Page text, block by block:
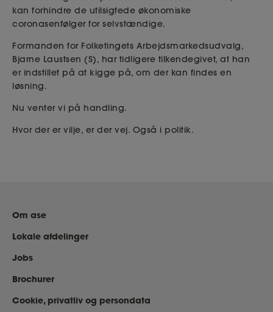
kan forhindre de utilsigtede økonomiske
coronasenfølger for selvstændige.
Formanden for Folketingets Arbejdsmarkedsudvalg,
Bjarne Laustsen (S), har tidligere tilkendegivet, at han
er indstillet på at kigge på, om der kan findes en
løsning.
Nu venter vi på handling.
Hvor der er vilje, er der vej. Også i politik.
Om ase
Lokale afdelinger
Jobs
Brochurer
Cookie, privatliv og persondata